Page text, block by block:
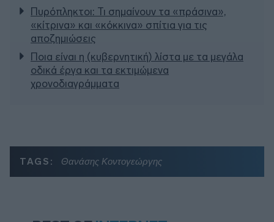
Πυρόπληκτοι: Τι σημαίνουν τα «πράσινα»,
«κίτρινα» και «κόκκινα» σπίτια για τις
αποζημιώσεις
Ποια είναι η (κυβερνητική) λίστα με τα μεγάλα
οδικά έργα και τα εκτιμώμενα
χρονοδιαγράμματα
TAGS: Θανάσης Κοντογεώργης